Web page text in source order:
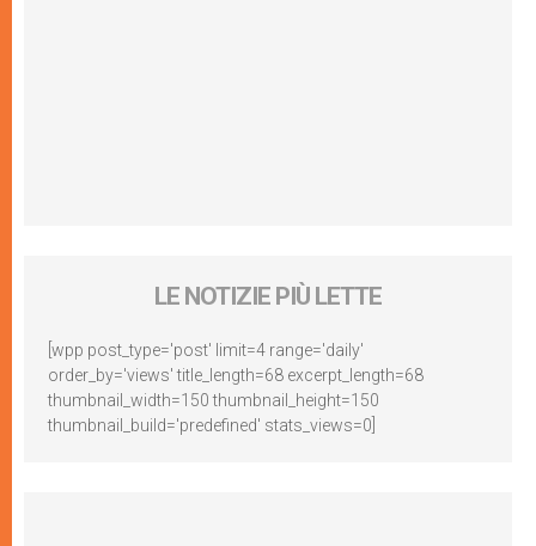
LE NOTIZIE PIÙ LETTE
[wpp post_type='post' limit=4 range='daily'
order_by='views' title_length=68 excerpt_length=68
thumbnail_width=150 thumbnail_height=150
thumbnail_build='predefined' stats_views=0]